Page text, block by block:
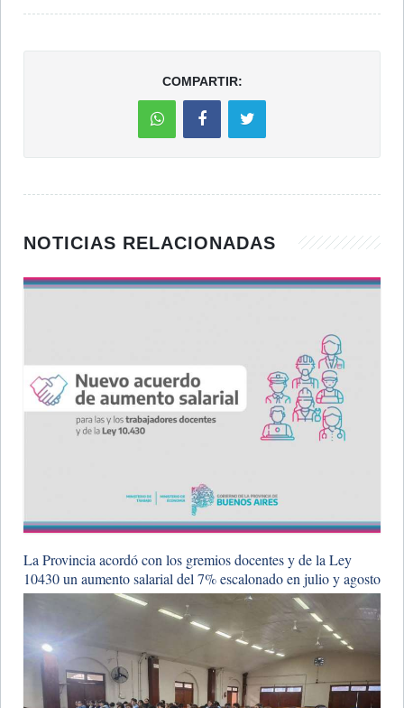
COMPARTIR:
NOTICIAS RELACIONADAS
La Provincia acordó con los gremios docentes y de la Ley
10430 un aumento salarial del 7% escalonado en julio y agosto